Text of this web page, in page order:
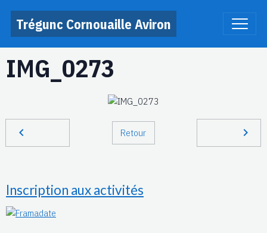
Trégunc Cornouaille Aviron
IMG_0273
Retour
Inscription aux activités